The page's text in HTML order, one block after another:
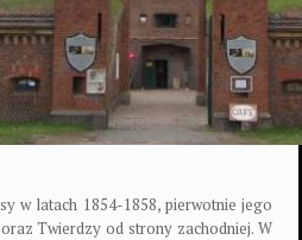
w latach 1854-1858, pierwotnie jego
Twierdzy od strony zachodniej. W